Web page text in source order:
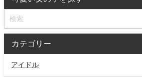
カテゴリー
アイドル